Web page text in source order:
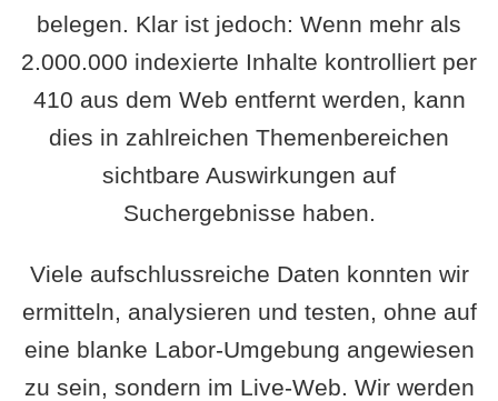
belegen. Klar ist jedoch: Wenn mehr als
2.000.000 indexierte Inhalte kontrolliert per
410 aus dem Web entfernt werden, kann
dies in zahlreichen Themenbereichen
sichtbare Auswirkungen auf
Suchergebnisse haben.
Viele aufschlussreiche Daten konnten wir
ermitteln, analysieren und testen, ohne auf
eine blanke Labor-Umgebung angewiesen
zu sein, sondern im Live-Web. Wir werden